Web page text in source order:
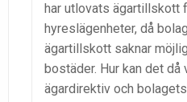
har utlovats ägartillskott
hyreslägenheter, då
ägartillskott saknar
bostäder. Hur kan det då
ägardirektiv och